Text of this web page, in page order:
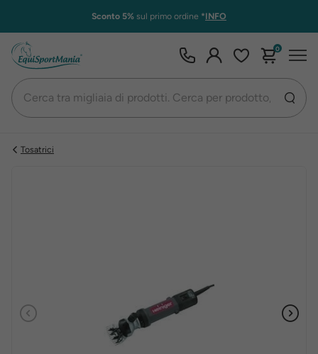
Sconto 5% sul primo ordine *INFO
0
Tosatrici
Precedente